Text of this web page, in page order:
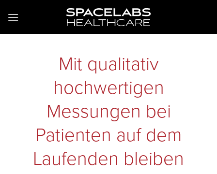
Inhalt
Mit qualitativ
hochwertigen
Messungen bei
Patienten auf dem
Laufenden bleiben